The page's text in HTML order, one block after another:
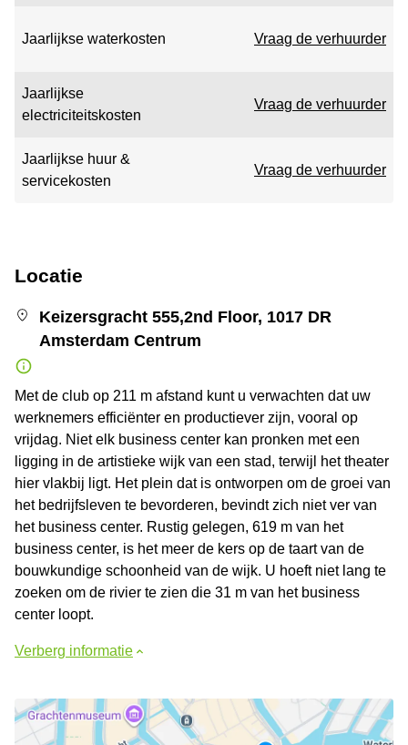
Jaarlijkse waterkosten Vraag de verhuurder
Jaarlijkse
electriciteitskosten
Vraag de verhuurder
Jaarlijkse huur &
servicekosten
Vraag de verhuurder
Locatie
Keizersgracht 555,2nd Floor, 1017 DR
Amsterdam Centrum
Met de club op 211 m afstand kunt u verwachten dat uw
werknemers efficiënter en productiever zijn, vooral op
vrijdag. Niet elk business center kan pronken met een
ligging in de artistieke wijk van een stad, terwijl het theater
hier vlakbij ligt. Het plein dat is ontworpen om de groei van
het bedrijfsleven te bevorderen, bevindt zich niet ver van
het business center. Rustig gelegen, 619 m van het
business center, is het meer de kers op de taart van de
bouwkundige schoonheid van de wijk. U hoeft niet lang te
zoeken om de rivier te zien die 31 m van het business
center loopt.
Verberg informatie